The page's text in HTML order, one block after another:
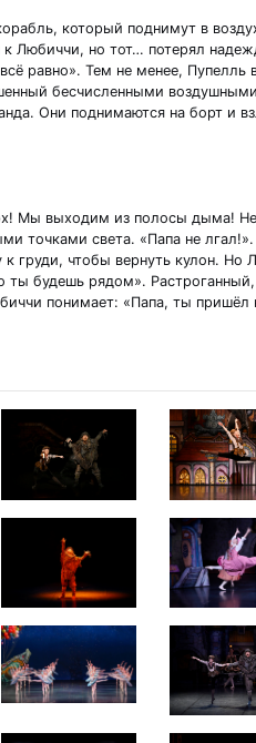
который поднимут в
Любиччи, но тот… потерял
равно». Тем не менее, Пупелль
бесчисленными
Они поднимаются на борт и
Мы выходим из полосы дыма! Не
точками света. «Папа не
груди, чтобы вернуть кулон. Но
ты будешь рядом».
понимает: «Папа, ты пришёл